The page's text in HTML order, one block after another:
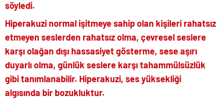
söyledi.
Hiperakuzi normal işitmeye sahip olan kişileri rahatsız
etmeyen seslerden rahatsız olma, çevresel seslere
karşı olağan dışı hassasiyet gösterme, sese aşırı
duyarlı olma, günlük seslere karşı tahammülsüzlük
gibi tanımlanabilir. Hiperakuzi, ses yüksekliği
algısında bir bozukluktur.